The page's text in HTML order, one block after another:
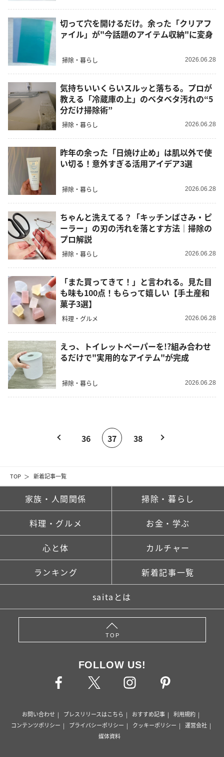
TOP 新着記事一覧
切って穴を開けるだけ。余った「クリアフ
ァイル」が"今話題のアイテム収納"に変身
掃除・暮らし 2026.06.28
気持ちいいくらいスルッと落ちる。プロが
教える「冷蔵庫の上」のベタベタ汚れの“5
分だけ掃除術”
掃除・暮らし 2026.06.28
昨年の余った「日焼け止め」は肌以外で使
い切る！意外すぎる活用アイデア3選
掃除・暮らし 2026.06.28
ちゃんと洗えてる？「キッチンばさみ・ピ
ーラー」の刃の汚れを落とす方法｜掃除の
プロ解説
掃除・暮らし 2026.06.28
「また買ってきて！」と言われる。見た目
も味も100点！もらって嬉しい【手土産和
菓子3選】
料理・グルメ 2026.06.28
えっ、トイレットペーパーを!?組み合わせ
るだけで"実用的なアイテム"が完成
掃除・暮らし 2026.06.28
36 37 38
家族・人間関係 掃除・暮らし
料理・グルメ お金・学ぶ
心と体 カルチャー
ランキング 新着記事一覧
saitaとは
TOP
FOLLOW US!
お問い合わせ プレスリリースはこちら おすすめ記事
利用規約
コンテンツポリシー
プライバシーポリシー クッキーポリシー
運営会社
媒体資料